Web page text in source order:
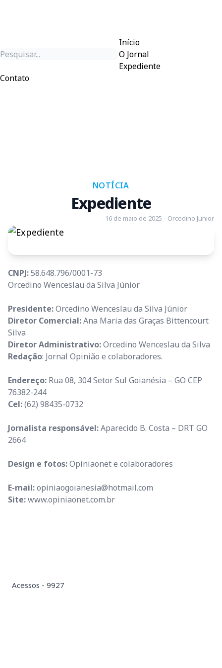
Início
O Jornal
Expediente
Contato
NOTÍCIA
Expediente
16 de maio de 2025 - Orcedino Junior
CNPJ:58.648.796/0001-73
Orcedino Wenceslau da Silva Júnior
Presidente:Orcedino Wenceslau da Silva Júnior
Diretor Comercial:Ana Maria das Graças Bittencourt
Silva
Diretor Administrativo:Orcedino Wenceslau da Silva
Redação: Jornal Opinião e colaboradores.
Endereço: Rua 08, 304 Setor Sul Goianésia – GO CEP
76382-244
Cel:(62) 98435-0732
Jornalista responsável:Aparecido B. Costa – DRT GO
2664
Design e fotos:Opiniaonet e colaboradores
E-mail:opiniaogoianesia@hotmail.com
Site:www.opiniaonet.com.br
Acessos - 9927